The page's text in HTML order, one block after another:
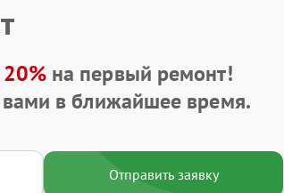
на первый ремонт!
в ближайшее время.
Отправить заявку